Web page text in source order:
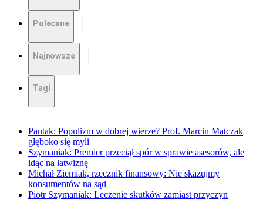
Polecane
Najnowsze
Tagi
Pantak: Populizm w dobrej wierze? Prof. Marcin Matczak
głęboko się myli
Szymaniak: Premier przeciął spór w sprawie asesorów, ale
idąc na łatwiznę
Michał Ziemiak, rzecznik finansowy: Nie skazujmy
konsumentów na sąd
Piotr Szymaniak: Leczenie skutków zamiast przyczyn